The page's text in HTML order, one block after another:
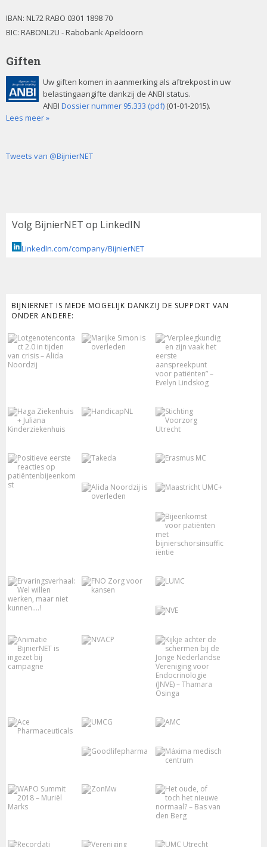
IBAN: NL72 RABO 0301 1898 70
BIC: RABONL2U - Rabobank Apeldoorn
Giften
Uw giften komen in aanmerking als aftrekpost in uw
belastingaangifte dankzij de ANBI status.
ANBI Dossier nummer 95.333 (pdf) (01-01-2015).
Lees meer »
Tweets van @BijnierNET
Volg BijnierNET op LinkedIN
LinkedIn.com/company/BijnierNET
BIJNIERNET IS MEDE MOGELIJK DANKZIJ DE SUPPORT VAN
ONDER ANDERE: